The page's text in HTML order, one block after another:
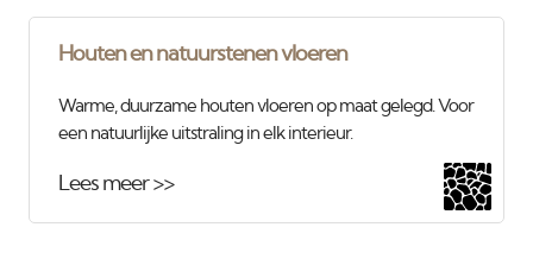
Houten en natuurstenen vloeren
Warme, duurzame houten vloeren op maat gelegd. Voor
een natuurlijke uitstraling in elk interieur.
Lees meer >>